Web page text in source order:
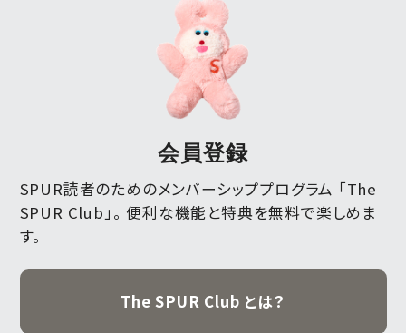
会員登録
SPUR読者のためのメンバーシッププログラム 「The
SPUR Club」。 便利な機能と特典を無料で楽しめま
す。
The SPUR Club とは？